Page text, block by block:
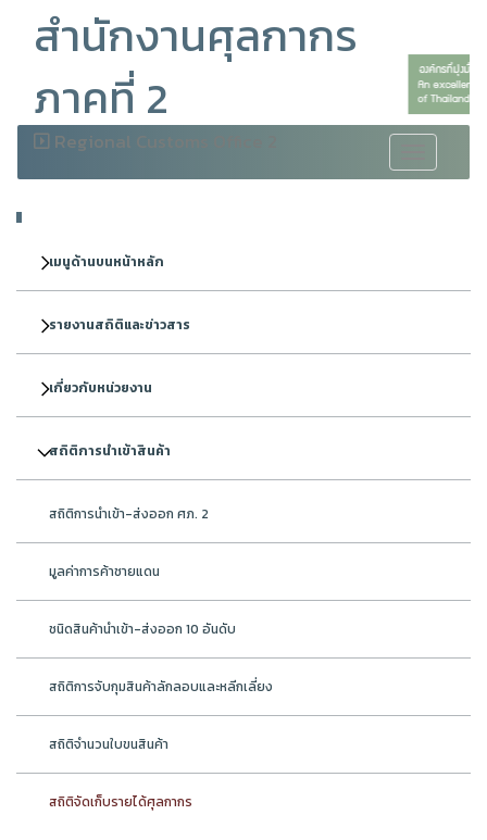
สำนักงานศุลกากร
ภาคที่ 2
Regional Customs Office 2
navigation
เมนูด้านบนหน้าหลัก
รายงานสถิติและข่าวสาร
เกี่ยวกับหน่วยงาน
สถิติการนำเข้าสินค้า
สถิติการนำเข้า-ส่งออก ศภ. 2
มูลค่าการค้าชายแดน
ชนิดสินค้านำเข้า-ส่งออก 10 อันดับ
สถิติการจับกุมสินค้าลักลอบและหลีกเลี่ยง
สถิติจำนวนใบขนสินค้า
สถิติจัดเก็บรายได้ศุลกากร